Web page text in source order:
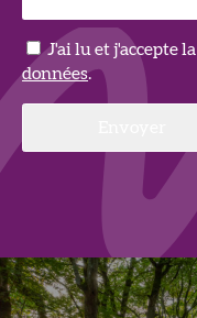
J'ai lu et j'accepte la
données.